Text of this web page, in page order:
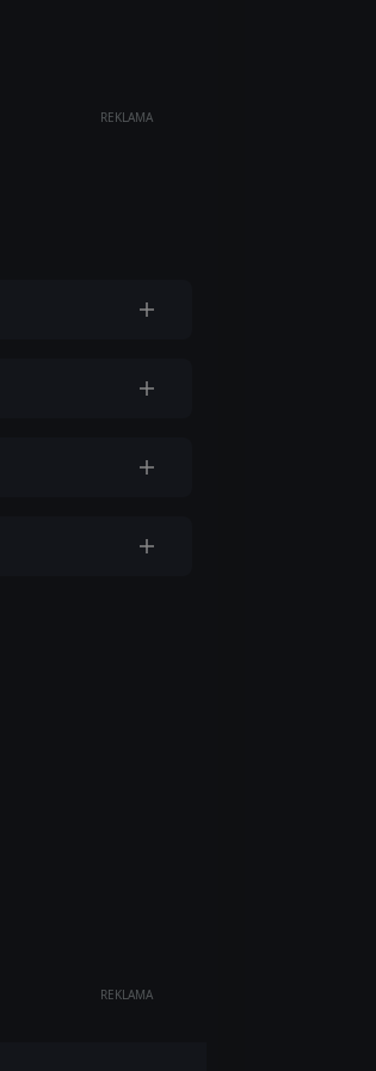
REKLAMA
REKLAMA